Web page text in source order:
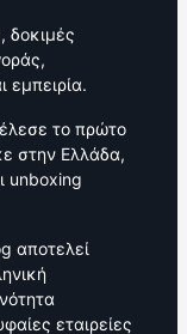
δοκιμές
εμπειρία.
το πρώτο
στην Ελλάδα,
unboxing
αποτελεί
εταιρείες